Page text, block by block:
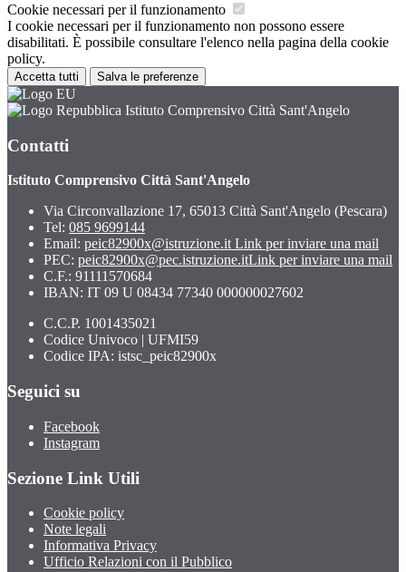
Cookie necessari per il funzionamento
I cookie necessari per il funzionamento non possono essere
disabilitati. È possibile consultare l'elenco nella pagina della cookie
policy.
Accetta tutti Salva le preferenze
Istituto Comprensivo Città Sant'Angelo
Contatti
Istituto Comprensivo Città Sant'Angelo
Via Circonvallazione 17, 65013 Città Sant'Angelo (Pescara)
Tel: 085 9699144
Email: peic82900x@istruzione.itLink per inviare una mail
PEC: peic82900x@pec.istruzione.itLink per inviare una mail
C.F.: 91111570684
IBAN: IT 09 U 08434 77340 000000027602
C.C.P. 1001435021
Codice Univoco | UFMI59
Codice IPA: istsc_peic82900x
Seguici su
Facebook
Instagram
Sezione Link Utili
Cookie policy
Note legali
Informativa Privacy
Ufficio Relazioni con il Pubblico